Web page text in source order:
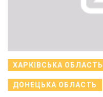
ХАРКІВСЬКА ОБЛАСТЬ
ДОНЕЦЬКА ОБЛАСТЬ